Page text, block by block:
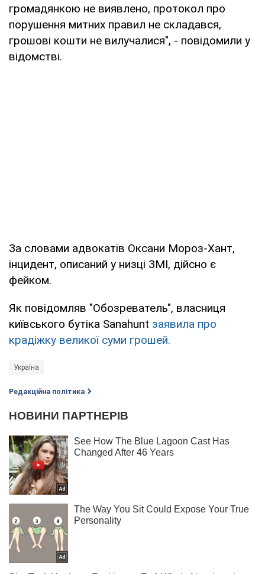
громадянкою не виявлено, протокол про
порушення митних правил не складався,
грошові кошти не вилучалися", - повідомили у
відомстві.
За словами адвокатів Оксани Мороз-Хант,
інцидент, описаний у низці ЗМІ, дійсно є
фейком.
Як повідомляв "Обозреватель", власниця
київського бутіка Sanahunt заявила про
крадіжку великої суми грошей.
Україна
Редакційна політика